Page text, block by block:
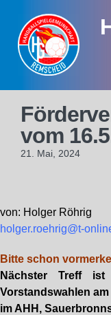
content
vom
21. Mai, 2024
von: Holger Röhrig
holger.roehrig@t-
Bitte schon
Nächster Treff ist
Vorstandswahlen
im AHH,